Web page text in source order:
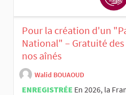
Pour la création d'un
National" – Gratuité
nos aînés
Walid BOUAOUD
ENREGISTRÉE En 2026, la